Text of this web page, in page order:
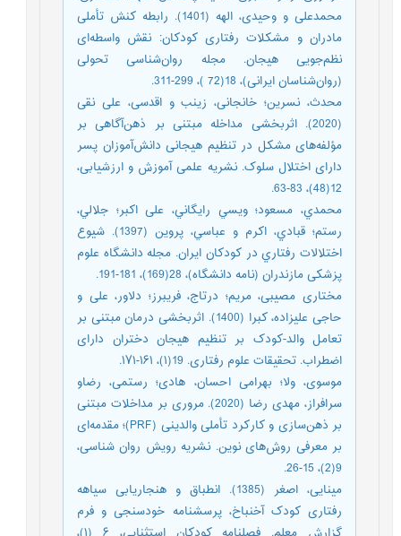
محمدعلی و وحیدی، الهه (1401). رابطه کنش تأملی
مادران و مشکلات رفتاری کودکان: نقش واسطه‌ای
نظم‌جویی هیجان. مجله روان‌شناسی تحولی
(روان‌شناسان ایرانی)، 18(72 )، 299-311.
محدث، نسرین؛ خانجانی، زینب و اقدسی، علی نقی
(2020). اثربخشی مداخله مبتنی بر ذهن‌آگاهی بر
مؤلفه‌های مشکل در تنظیم هیجانی دانش‌آموزان پسر
دارای اختلال سلوک. نشریه علمی آموزش و ارزشیابی،
12(48)، 83-63.
محمدي، مسعود؛ ويسي رايگاني، علی اکبر؛ جلالي،
رستم؛ قبادي، اکرم و عباسي، پروین (1397). شيوع
اختلالات رفتاري در کودکان ايران. مجله دانشگاه علوم
پزشکی مازندران (نامه دانشگاه)، 28(169)، 181-191.
مختاری مصیبی، مریم؛ درتاج، فریبرز؛ دلاور، علی و
حاجی علیزاده، کبرا (1400). اثربخشی درمان مبتنی بر
تعامل والد-کودک بر تنظیم هیجان دختران دارای
اضطراب. تحقیقات علوم رفتاری. 19(۱)، ۱۶۱-۱۷۱.
موسوی، ولا؛ بهرامی احسان، هادی؛ رستمی، رضاو
سرافراز، مهدی رضا (2020). مروری بر مداخلات مبتنی
بر ذهن‌سازی و کارکرد تأملی والدینی (PRF)؛ مقدمه‌ای
بر معرفی روش‌های نوین. نشریه رویش روان شناسی،
9(2)، 15-26.
مینایی، اصغر (1385). انطباق و هنجاریابی سیاهه‌
رفتاری کودک آخنباخ، پرسشنامه خودسنجی و فرم